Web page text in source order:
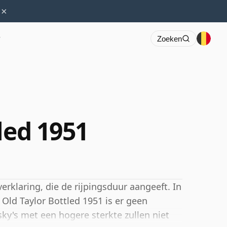
×
Zoeken
1951
die de rijpingsduur aangeeft. In
Taylor Bottled 1951 is er geen
met een hogere sterkte zullen niet